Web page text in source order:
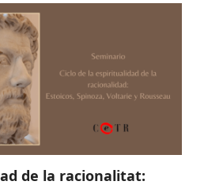
de la racionalitat: